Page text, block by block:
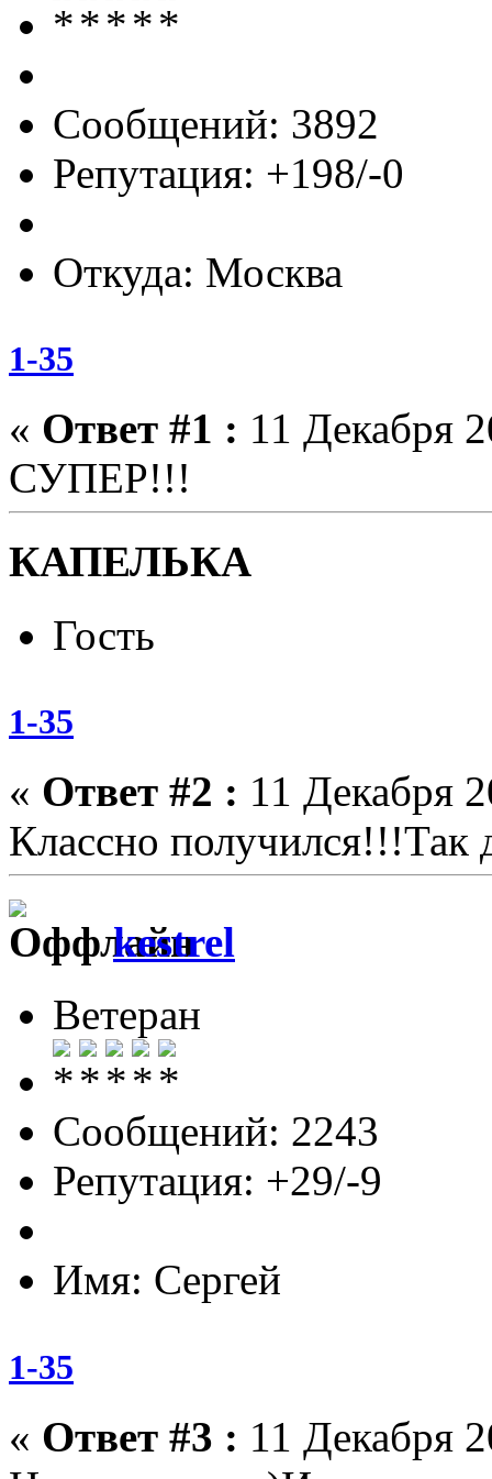
Сообщений: 3892
Репутация: +198/-0
Откуда: Москва
1-35
« Ответ #1 : 11 Декабря
СУПЕР!!!
КАПЕЛЬКА
Гость
1-35
« Ответ #2 : 11 Декабря
Классно получился!!!Так
kestrel
Ветеран
Сообщений: 2243
Репутация: +29/-9
Имя: Сергей
1-35
« Ответ #3 : 11 Декабря